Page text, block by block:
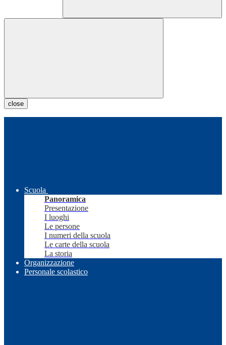
close
Scuola
Panoramica
Presentazione
I luoghi
Le persone
I numeri della scuola
Le carte della scuola
La storia
Organizzazione
Personale scolastico